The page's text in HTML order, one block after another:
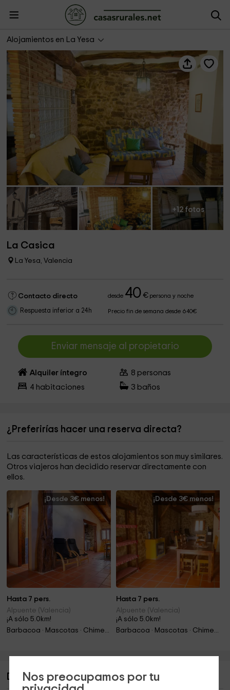
Nos preocupamos por tu
Alojamientos en La Yesa
+12 fotos
La Casica
La Yesa, Valencia
Contacto directo desde 40 €persona y noche
Respuesta inferior a 24h Precio fin de semana desde 640€
Enviar mensaje al propietario
Alquiler íntegro 8 personas
4 habitaciones 3 baños
¿Preferirías hacer una reserva directa?
Las características de estos alojamientos son muy similares.
Otros viajeros han decidido reservar directamente con
ellos.
¡Desde 3€ menos!
Hasta 7 pers.
Alpuente (Valencia)
¡A sólo 5.0km!
Barbacoa · Mascotas · Chimenea · Jacuzzi
¡Desde 3€ menos!
Hasta 7 pers.
Alpuente (Valencia)
¡A sólo 5.0km!
Barbacoa · Mascotas · Chimenea · Jacuzzi
Descripción de La Casica